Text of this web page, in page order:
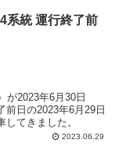
系統 運行終了前
が2023年6月30日
前日の2023年6月29日
してきました。
2023.06.29